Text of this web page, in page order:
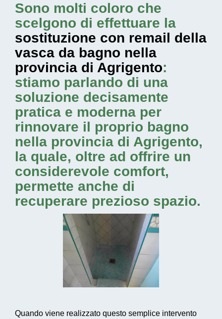
Sono molti coloro che
scelgono di effettuare la
sostituzione con remail della
vasca da bagno nella
provincia di Agrigento:
stiamo parlando di una
soluzione decisamente
pratica e moderna per
rinnovare il proprio bagno
nella provincia di Agrigento,
la quale, oltre ad offrire un
considerevole comfort,
permette anche di
recuperare prezioso spazio.
Quando viene realizzato questo semplice intervento